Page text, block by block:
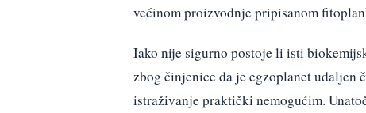
većinom proizvodnje pripisanom
Iako nije sigurno postoje li isti
zbog činjenice da je egzoplanet udaljen
istraživanje praktički nemogućim.